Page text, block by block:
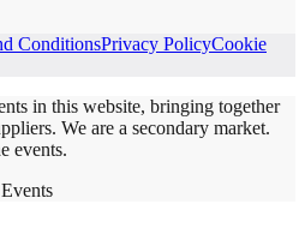
ConditionsPrivacy PolicyCookie
in this website, bringing together
We are a secondary market.
events.